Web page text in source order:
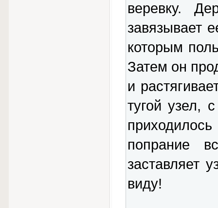
веревку.
завязывает
которым
Затем он
и
тугой узел,
попрание
заставляет
виду!